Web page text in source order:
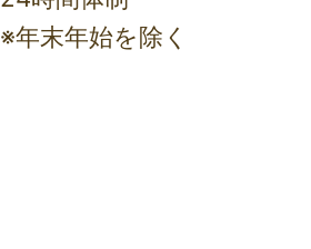
※年末年始を除く